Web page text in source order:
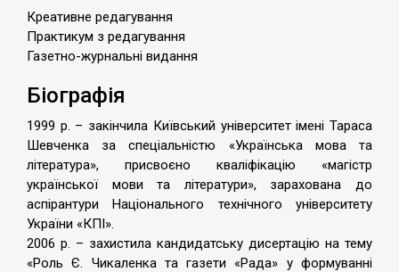
Креативне редагування
Практикум з редагування
Газетно-журнальні видання
Біографія
1999 р. – закінчила Київський університет імені Тараса
Шевченка за спеціальністю «Українська мова та
література», присвоєно кваліфікацію «магістр
української мови та літератури», зарахована до
аспірантури Національного технічного університету
України «КПІ».
2006 р. – захистила кандидатську дисертацію на тему
«Роль Є. Чикаленка та газети «Рада» у формуванні